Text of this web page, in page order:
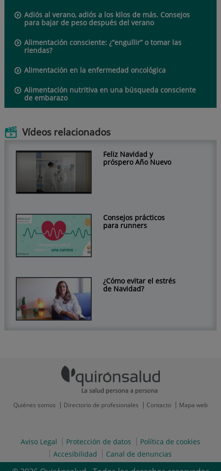
Adiós al verano, adiós a los kilos de más. Consejos
para bajar de peso después del verano
Alimentación consciente: ¿“engullir” o tomar las
riendas?
Alimentación en la enfermedad oncológica
Alimentación nutritiva en una búsqueda consciente
de embarazo
Vídeos relacionados
Feliz Navidad y
próspero Año Nuevo
Consejos prácticos
para runners
¿Cómo evitar el estrés
de Navidad?
Quiénes somos Directorio de profesionales Contacto Mapa web
Aviso Legal Protección de datos
Política de cookies
Accesibilidad
Canal de denuncias